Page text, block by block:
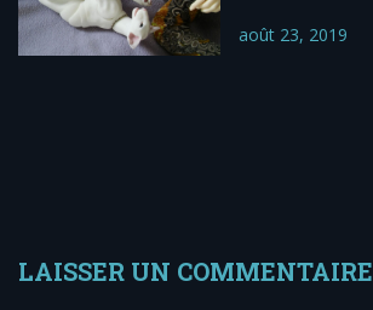
août 23, 2019
LAISSER UN COMMENTAIRE